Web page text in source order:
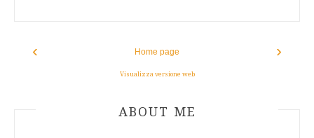
‹ ›
Home page
Visualizza versione web
ABOUT AUTHOR
ABOUT ME